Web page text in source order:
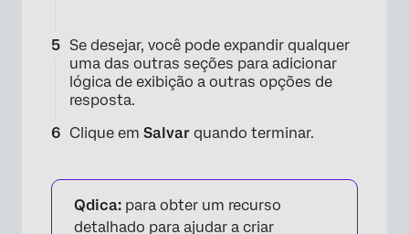
Se desejar, você pode expandir qualquer
uma das outras seções para adicionar
lógica de exibição a outras opções de
resposta.
Clique em Salvar quando terminar.
Qdica: para obter um recurso
detalhado para ajudar a criar